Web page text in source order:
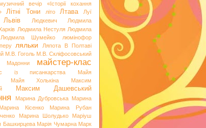
музичний вечір «Історії кохання
Літні Тони літо Лтава
Луї
Львів Людкевич
Людмила
Людмила Нестуля Людмила
Людмила Шумейко
люмінофор
ляльки
Ляпота В Полтаві
М.В. Гоголь М.В. Скліфосовський
Мадонни майстер-клас
із писанкарства
Майя
Майя Холькіна
Максим
Максим Дашевський
Марина Дубровська Марина
Марина Кісенко
Марина Рубан
Марина Шолудько
Маріуш
Башкирцева Марія Чумарна Марк